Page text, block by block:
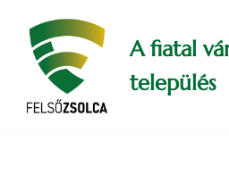
Skip
content
A fiatal
település